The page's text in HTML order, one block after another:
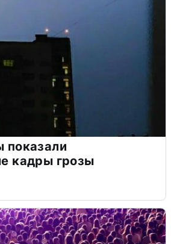
показали
кадры грозы